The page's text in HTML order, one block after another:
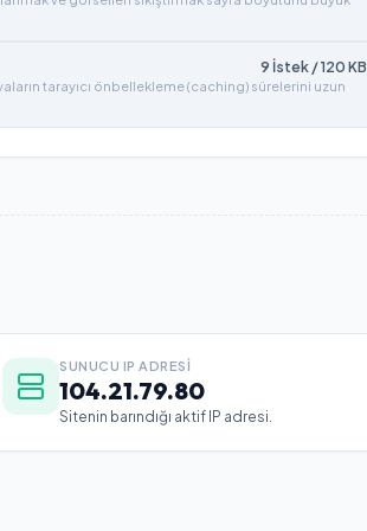
9 İstek /120 KB
tarayıcı önbellekleme (caching) sürelerini uzun
SUNUCU IP ADRESI
104.21.79.80
Sitenin barındığı aktif IP adresi.